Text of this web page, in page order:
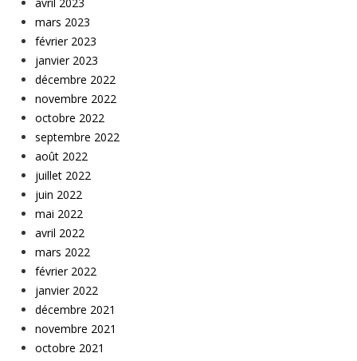
avril 2023
mars 2023
février 2023
janvier 2023
décembre 2022
novembre 2022
octobre 2022
septembre 2022
août 2022
juillet 2022
juin 2022
mai 2022
avril 2022
mars 2022
février 2022
janvier 2022
décembre 2021
novembre 2021
octobre 2021